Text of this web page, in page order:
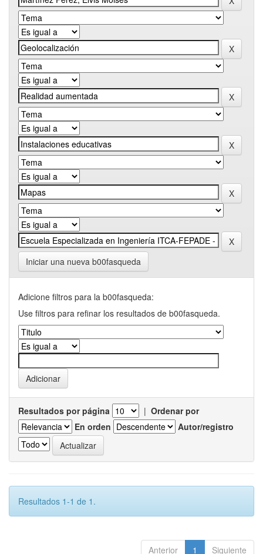
Iniciar una nueva b00fasqueda
Adicione filtros para la b00fasqueda:
Use filtros para refinar los resultados de b00fasqueda.
Resultados por página | Ordenar por
En orden
Autor/registro
Resultados 1-1 de 1.
Anterior 1 Siguiente